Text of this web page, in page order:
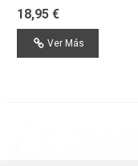
18,95 €
Ver Más